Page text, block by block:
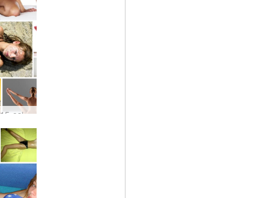
Specialus 15-osios metinės: modeliai, sukūrę mus… #1